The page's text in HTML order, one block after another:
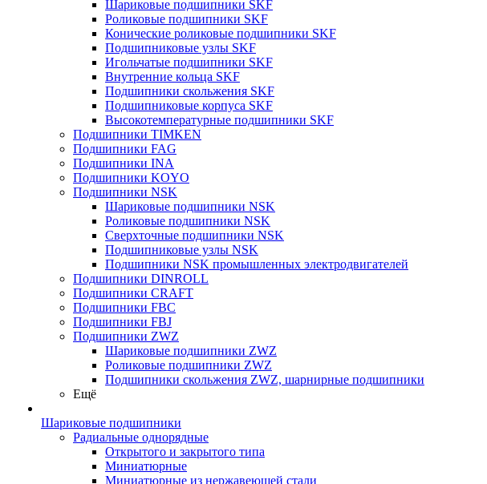
Шариковые подшипники SKF
Роликовые подшипники SKF
Конические роликовые подшипники SKF
Подшипниковые узлы SKF
Игольчатые подшипники SKF
Внутренние кольца SKF
Подшипники скольжения SKF
Подшипниковые корпуса SKF
Высокотемпературные подшипники SKF
Подшипники TIMKEN
Подшипники FAG
Подшипники INA
Подшипники KOYO
Подшипники NSK
Шариковые подшипники NSK
Роликовые подшипники NSK
Сверхточные подшипники NSK
Подшипниковые узлы NSK
Подшипники NSK промышленных электродвигателей
Подшипники DINROLL
Подшипники CRAFT
Подшипники FBC
Подшипники FBJ
Подшипники ZWZ
Шариковые подшипники ZWZ
Роликовые подшипники ZWZ
Подшипники скольжения ZWZ, шарнирные подшипники
Ещё
Шариковые подшипники
Радиальные однорядные
Открытого и закрытого типа
Миниатюрные
Миниатюрные из нержавеющей стали